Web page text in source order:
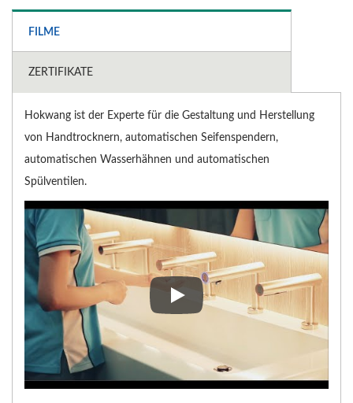
FILME
ZERTIFIKATE
Hokwang ist der Experte für die Gestaltung und Herstellung
von Handtrocknern, automatischen Seifenspendern,
automatischen Wasserhähnen und automatischen
Spülventilen.
Hokwang ist der Experte für